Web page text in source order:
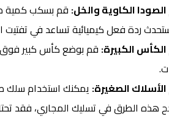
الكاوية والخل: قم بسكب كمية
ردة فعل كيميائية تساعد في
الكبيرة: قم بوضع كأس كبير
الصغيرة: يمكنك استخدام سلك
هذه الطرق في تسليك المجاري، فقد